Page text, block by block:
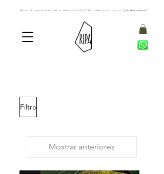
Ainda não tem joias e objetos afetivos da Ripa? Aproveite nosso cupom "primeiracompra" !
Filtro
Mostrar anteriores